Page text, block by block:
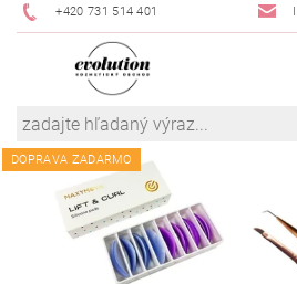
+420 731 514 401
DOPRAVA ZADARMO